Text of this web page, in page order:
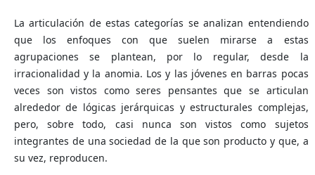
La articulación de estas categorías se analizan entendiendo
que los enfoques con que suelen mirarse a estas
agrupaciones se plantean, por lo regular, desde la
irracionalidad y la anomia. Los y las jóvenes en barras pocas
veces son vistos como seres pensantes que se articulan
alrededor de lógicas jerárquicas y estructurales complejas,
pero, sobre todo, casi nunca son vistos como sujetos
integrantes de una sociedad de la que son producto y que, a
su vez, reproducen.